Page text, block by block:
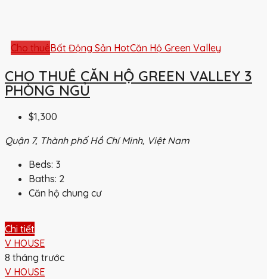
Cho thuêBất Động Sản HotCăn Hộ Green Valley
CHO THUÊ CĂN HỘ GREEN VALLEY 3
PHÒNG NGỦ
$1,300
Quận 7, Thành phố Hồ Chí Minh, Việt Nam
Beds: 3
Baths: 2
Căn hộ chung cư
Chi tiết
V HOUSE
8 tháng trước
V HOUSE